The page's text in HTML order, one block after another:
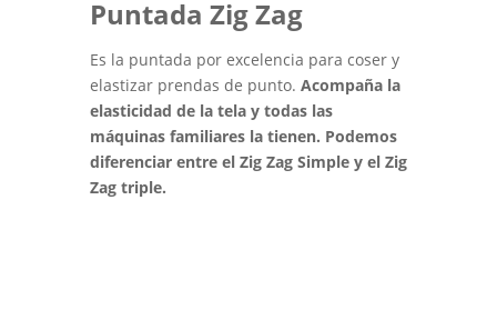
Puntada Zig Zag
Es la puntada por excelencia para coser y
elastizar prendas de punto. Acompaña la
elasticidad de la tela y todas las
máquinas familiares la tienen. Podemos
diferenciar entre el Zig Zag Simple y el Zig
Zag triple.